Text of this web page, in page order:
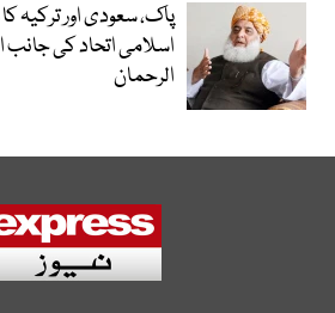
پاک، سعودی اور ترکیہ
اسلامی اتحاد کی
الرحمان